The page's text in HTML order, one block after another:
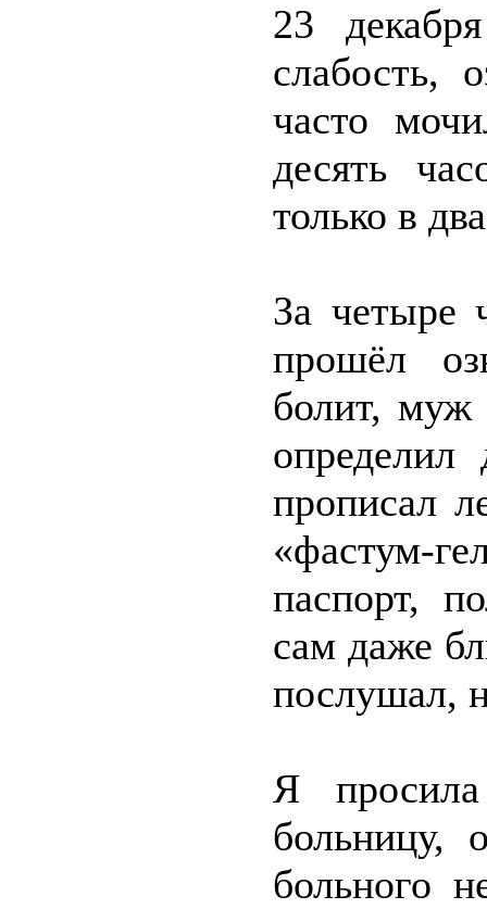
23
слабость,
часто
десять
только в
За четыре
прошёл
болит, муж
определил
прописал
«фастум-
паспорт,
сам даже
послушал,
Я
больницу,
больного